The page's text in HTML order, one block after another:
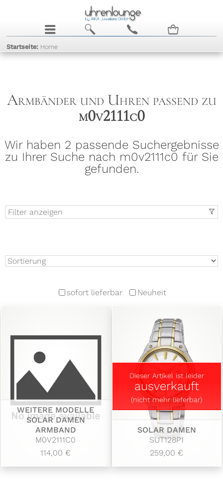
j b c n
Startseite: Home
Armbänder und Uhren passend zu
m0v2111c0
Wir haben 2 passende Suchergebnisse
zu Ihrer Suche nach m0v2111c0 für Sie
gefunden.
t
Filter anzeigen
sofort lieferbar Neuheit
WEITERE MODELLE
SOLAR DAMEN
ARMBAND
M0V2111C0
114,00 €
SOLAR DAMEN
SUT128P1
259,00 €
Dieser Artikel ist leider
ausverkauft
(nicht mehr lieferbar)